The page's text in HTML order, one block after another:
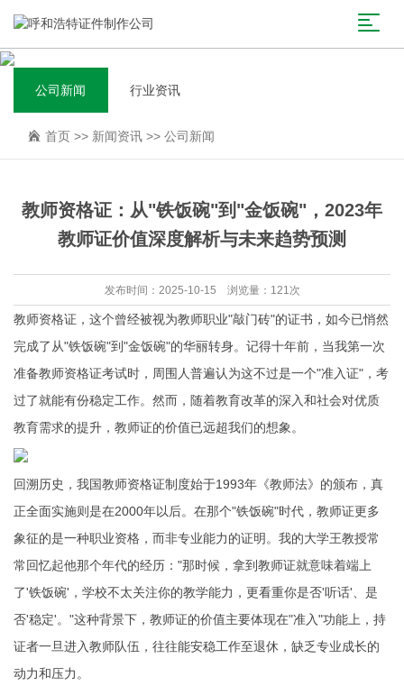
公司新闻 行业资讯
首页 >> 新闻资讯 >> 公司新闻
教师资格证：从"铁饭碗"到"金饭碗"，2023年
教师证价值深度解析与未来趋势预测
发布时间：2025-10-15 浏览量：121次
教师资格证，这个曾经被视为教师职业"敲门砖"的证书，如今已悄然
完成了从"铁饭碗"到"金饭碗"的华丽转身。记得十年前，当我第一次
准备教师资格证考试时，周围人普遍认为这不过是一个"准入证"，考
过了就能有份稳定工作。然而，随着教育改革的深入和社会对优质
教育需求的提升，教师证的价值已远超我们的想象。
回溯历史，我国教师资格证制度始于1993年《教师法》的颁布，真
正全面实施则是在2000年以后。在那个"铁饭碗"时代，教师证更多
象征的是一种职业资格，而非专业能力的证明。我的大学王教授常
常回忆起他那个年代的经历："那时候，拿到教师证就意味着端上
了'铁饭碗'，学校不太关注你的教学能力，更看重你是否'听话'、是
否'稳定'。"这种背景下，教师证的价值主要体现在"准入"功能上，持
证者一旦进入教师队伍，往往能安稳工作至退休，缺乏专业成长的
动力和压力。